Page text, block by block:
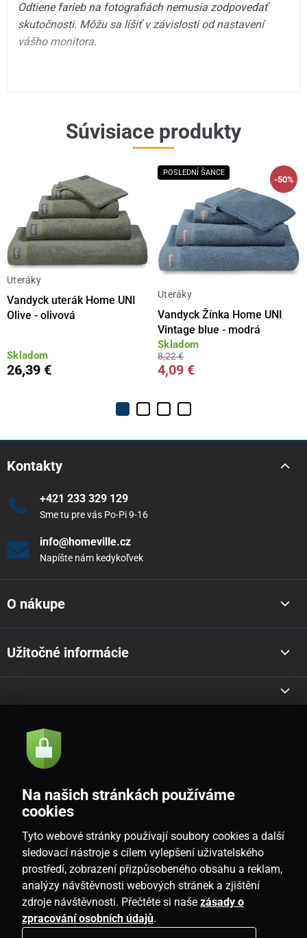
Odtiene farieb na fotografiách nemusia zodpovedať
skutočnosti. Môžu sa líšiť v závislosti od nastavení
vášho monitora.
Súvisiace produkty
Uteráky
Vandyck uterák Home UNI
Olive - olivová
Skladom
26,39 €
POSLEDNÍ ŠANCE
-50%
Uteráky
Vandyck Žínka Home UNI
Vintage blue - modrá
Skladom
8,22 €
4,09 €
Kontakty
+421 233 329 129
Sme tu pre vás Po-Pi 9-16
info@homeville.cz
Napíšte nám kedykoľvek
O nákupe
Užitočné informácie
Akcie a novinky e-mailom
Souhlasím sezásadami zpracování osobních údajů
SK
Na našich stránkách používáme
cookies
Tyto webové stránky používají soubory cookies a další
sledovací nástroje s cílem vylepšení uživatelského
prostředí, zobrazení přizpůsobeného obsahu a reklam,
analýzy návštěvnosti webových stránek a zjištění
zdroje návštěvnosti. Přečtěte si naše zásady o
zpracování osobních údajů.